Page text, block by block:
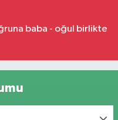
baba - oğul birlikte